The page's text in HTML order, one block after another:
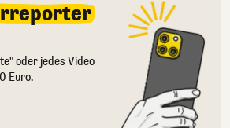
oder jedes Video
Euro.